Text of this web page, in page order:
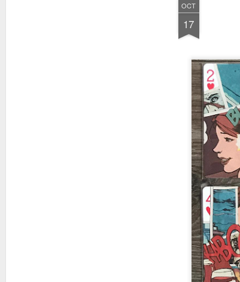
OCT
17